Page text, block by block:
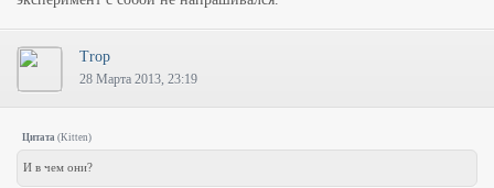
Trop
28 Марта 2013, 23:19
Цитата (Kitten)
И в чем они?